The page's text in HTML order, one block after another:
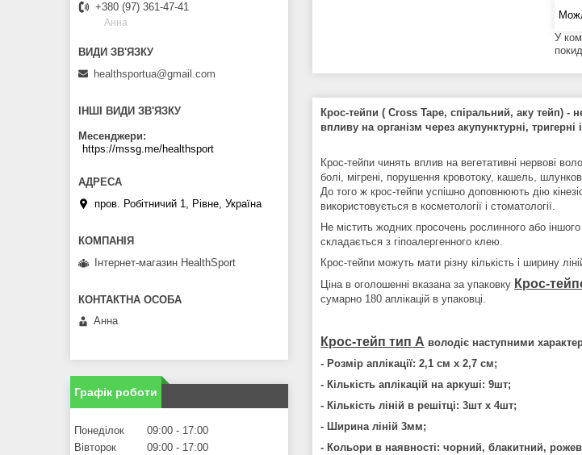
У
Крос-тейпи ( Cross Tape, спіральний, аку тейп) -
впливу на організм через акупунктурні,
Крос-тейпи чинять вплив на вегетативні нервові
болі, мігрені, порушення кровотоку, кашель,
До того ж крос-тейпи успішно доповнюють дію
використовується в косметології і стоматології.
Не містить жодних просочень рослинного або
складається з гіпоалергенного клею.
Крос-тейпи можуть мати різну кількість і ширину
Ціна в оголошенні вказана за упаковку Крос-
сумарно 180 аплікацій в упаковці.
Крос-тейп тип А володіє наступними
- Розмір аплікації: 2,1 см х 2,7 см;
- Кількість аплікацій на аркуші: 9шт;
- Кількість ліній в решітці: 3шт х 4шт;
- Ширина ліній 3мм;
- Кольори в наявності: чорний, блакитний,
+380 (97) 361-47-41
Анна
healthsportua@gmail.com
ІНШІ ВИДИ ЗВ'ЯЗКУ
Месенджери
https://mssg.me/healthsport
пров. Робітничий 1, Рівне, Україна
Інтернет-магазин HealthSport
Анна
Графік роботи
Понеділок 09:00
17:00
Вівторок
09:00
17:00